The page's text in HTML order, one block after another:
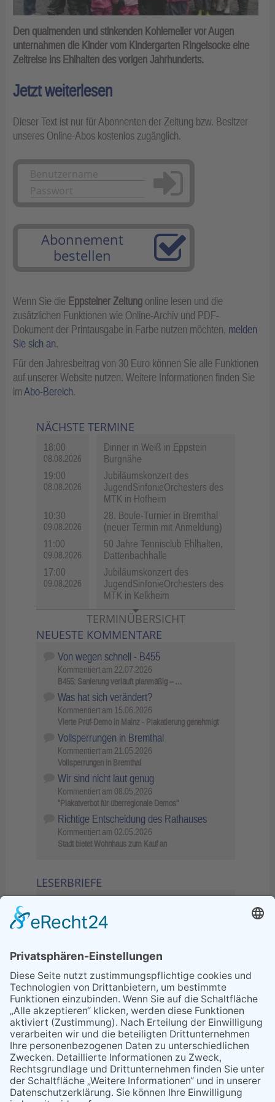
Den qualmenden und stinkenden Kohlemeiler vor Augen
unternahmen die Kinder vom Kindergarten Ringelsocke eine
Zeitreise ins Ehlhalten des vorigen Jahrhunderts.
Jetzt weiterlesen
Dieser Text ist nur für Abonnenten der Zeitung bzw. Besitzer
unseres Online-Abos kostenlos zugänglich.
Anmelden
Abonnement
bestellen
Wenn Sie die Eppsteiner Zeitung online lesen und die
zusätzlichen Funktionen wie Online-Archiv und PDF-
Dokument der Printausgabe in Farbe nutzen möchten, melden
Sie sich an.
Für den Jahresbeitrag von 30 Euro können Sie alle Funktionen
auf unserer Website nutzen. Weitere Informationen finden Sie
imAbo-Bereich.
NÄCHSTE TERMINE
18:00
08.08.2026
Dinner in Weiß in Eppstein
Burgnähe
19:00
08.08.2026
Jubiläumskonzert des
JugendSinfonieOrchesters des
MTK in Hofheim
10:30
09.08.2026
28. Boule-Turnier in Bremthal
(neuer Termin mit Anmeldung)
11:00
09.08.2026
50 Jahre Tennisclub Ehlhalten,
Dattenbachhalle
17:00
09.08.2026
Jubiläumskonzert des
JugendSinfonieOrchesters des
MTK in Kelkheim
TERMINÜBERSICHT
NEUESTE KOMMENTARE
Von wegen schnell - B455
Kommentiert am 22.07.2026
B455: Sanierung verläuft planmäßig – …
Was hat sich verändert?
Kommentiert am 15.06.2026
Vierte Prüf-Demo in Mainz - Plakatierung genehmigt
Vollsperrungen in Bremthal
Kommentiert am 21.05.2026
Vollsperrungen in Bremthal
Wir sind nicht laut genug
Kommentiert am 08.05.2026
"Plakatverbot für überregionale Demos"
Richtige Entscheidung des Rathauses
Kommentiert am 02.05.2026
Stadt bietet Wohnhaus zum Kauf an
LESERBRIEFE
Sperrung B455: Kleiner
Grenzverkehr statt weite Wege
21.04.2026
Wenn Bahn-Computer nicht
miteinander kommunizieren
11.03.2026
"Plakatverbot für überregionale
Demos"
04.02.2026
Gelbe Tonne – Ein kleiner Blick
über den Tellerand
04.02.2026
Plastikersparnis durch Nutzung